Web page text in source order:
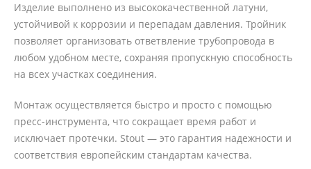
Изделие выполнено из высококачественной латуни,
устойчивой к коррозии и перепадам давления. Тройник
позволяет организовать ответвление трубопровода в
любом удобном месте, сохраняя пропускную способность
на всех участках соединения.
Монтаж осуществляется быстро и просто с помощью
пресс-инструмента, что сокращает время работ и
исключает протечки. Stout — это гарантия надежности и
соответствия европейским стандартам качества.